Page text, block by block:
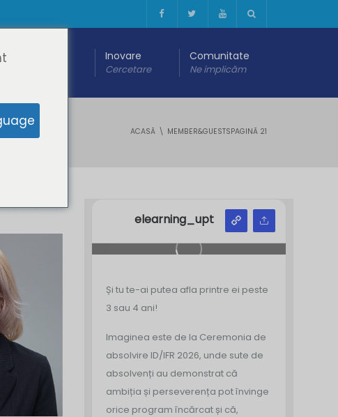
digitală Inovare
Cercetare
Comunitate
Ne implicăm
ACASĂ MEMBER&GUESTSPAGINĂ 21
elearning_upt
Și tu te-ai putea afla printre ei peste
3 sau 4 ani!
Imaginea este de la Ceremonia de
absolvire ID/IFR 2026, unde sute de
absolvenți au demonstrat că
ambiția și perseverența pot învinge
orice program încărcat și că,